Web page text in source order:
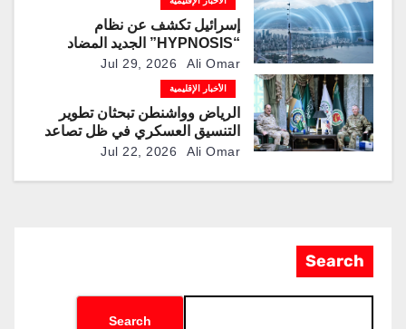
إسرائيل تكشف عن نظام
“HYPNOSIS” الجديد المضاد
للمسيرات
Jul 29, 2026 Ali Omar
الأخبار الإقليمية
الرياض وواشنطن تبحثان تطوير
التنسيق العسكري في ظل تصاعد
التوترات الإقليميةJul 22, 2026 Ali Omar
Search
Search